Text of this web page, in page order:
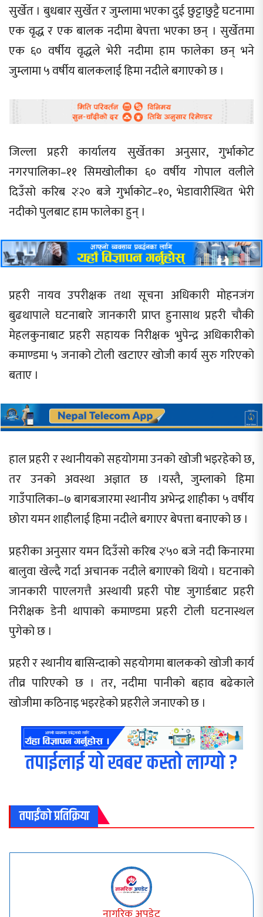
सुर्खेत । बुधबार सुर्खेत र जुम्लामा भएका दुई छुट्टाछुट्टै घटनामा
एक वृद्ध र एक बालक नदीमा बेपत्ता भएका छन् । सुर्खेतमा
एक ६० वर्षीय वृद्धले भेरी नदीमा हाम फालेका छन् भने
जुम्लामा ५ वर्षीय बालकलाई हिमा नदीले बगाएको छ ।
जिल्ला प्रहरी कार्यालय सुर्खेतका अनुसार, गुर्भाकोट
नगरपालिका–११ सिमखोलीका ६० वर्षीय गोपाल वलीले
दिउँसो करिब २ः२० बजे गुर्भाकोट–१०, भेडावारीस्थित भेरी
नदीको पुलबाट हाम फालेका हुन् ।
प्रहरी नायव उपरीक्षक तथा सूचना अधिकारी मोहनजंग
बुढथापाले घटनाबारे जानकारी प्राप्त हुनासाथ प्रहरी चौकी
मेहलकुनाबाट प्रहरी सहायक निरीक्षक भुपेन्द्र अधिकारीको
कमाण्डमा ५ जनाको टोली खटाएर खोजी कार्य सुरु गरिएको
बताए ।
हाल प्रहरी र स्थानीयको सहयोगमा उनको खोजी भइरहेको छ,
तर उनको अवस्था अज्ञात छ ।यस्तै, जुम्लाको हिमा
गाउँपालिका–७ बागबजारमा स्थानीय अभेन्द्र शाहीका ५ वर्षीय
छोरा यमन शाहीलाई हिमा नदीले बगाएर बेपत्ता बनाएको छ ।
प्रहरीका अनुसार यमन दिउँसो करिब २ः५० बजे नदी किनारमा
बालुवा खेल्दै गर्दा अचानक नदीले बगाएको थियो । घटनाको
जानकारी पाएलगत्तै अस्थायी प्रहरी पोष्ट जुगार्डबाट प्रहरी
निरीक्षक डेनी थापाको कमाण्डमा प्रहरी टोली घटनास्थल
पुगेको छ ।
प्रहरी र स्थानीय बासिन्दाको सहयोगमा बालकको खोजी कार्य
तीव्र पारिएको छ । तर, नदीमा पानीको बहाव बढेकाले
खोजीमा कठिनाइ भइरहेको प्रहरीले जनाएको छ ।
तपाईलाई यो खबर कस्तो लाग्यो ?
तपाईंको प्रतिक्रिया